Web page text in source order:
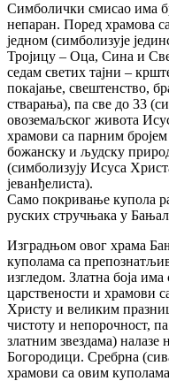
Симболички смисао има
непаран. Поред храмова
једном (симболизује
Тројицу – Оца, Сина и
седам светих тајни –
покајање, свештенство,
стварања), па све до 33
овоземаљског живота
храмови са парним
божанску и људску
(симболизују Исуса
јеванђелиста).
Само покривање купола
руских стручњака у
Изградњом овог храма
куполама са
изгледом. Златна боја
царствености и храмови
Христу и великим
чистоту и непорочност,
златним звездама)
Богородици. Сребрна
храмови са овим